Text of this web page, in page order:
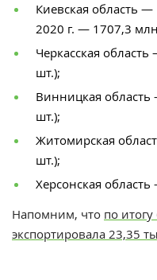
Киевская область
2020 г. — 1707,3
Черкасская
шт.);
Винницкая
шт.);
Житомирская
шт.);
Херсонская
Напомним, что по
экспортировала 23,35